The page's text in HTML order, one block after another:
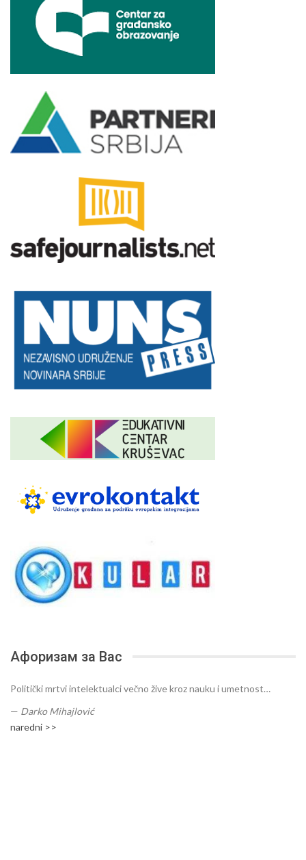
Афоризам за Вас
Politički mrtvi intelektualci večno žive kroz nauku i umetnost…
— Darko Mihajlović
naredni >>